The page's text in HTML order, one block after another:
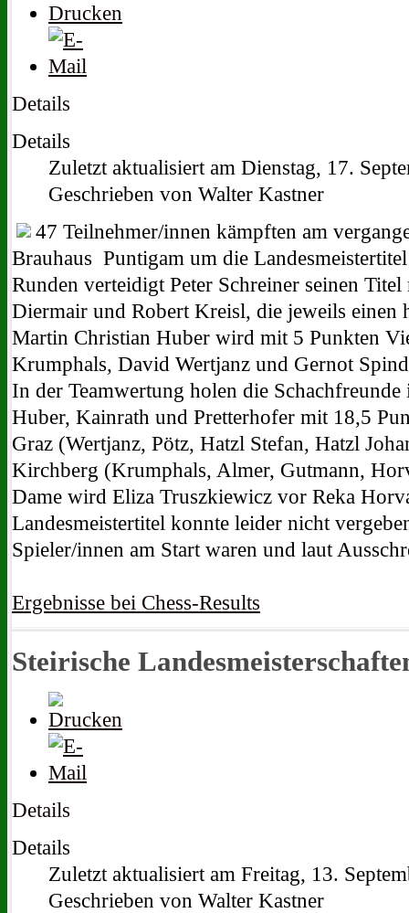
Details
Details
Zuletzt aktualisiert am Dienstag, 17.
Geschrieben von Walter Kastner
47 Teilnehmer/innen kämpften am
Brauhaus Puntigam um die
Runden verteidigt Peter Schreiner seinen
Diermair und Robert Kreisl, die jeweils einen
Martin Christian Huber wird mit 5 Punkten
Krumphals, David Wertjanz und Gernot
In der Teamwertung holen die Schachfreunde
Huber, Kainrath und Pretterhofer mit 18,5
Graz (Wertjanz, Pötz, Hatzl Stefan, Hatzl
Kirchberg (Krumphals, Almer, Gutmann,
Dame wird Eliza Truszkiewicz vor Reka
Landesmeistertitel konnte leider nicht
Spieler/innen am Start waren und laut
Ergebnisse bei Chess-Results
Steirische
Details
Details
Zuletzt aktualisiert am Freitag, 13.
Geschrieben von Walter Kastner